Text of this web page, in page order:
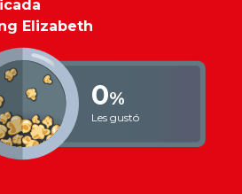
Elizabeth
0%
Les gustó